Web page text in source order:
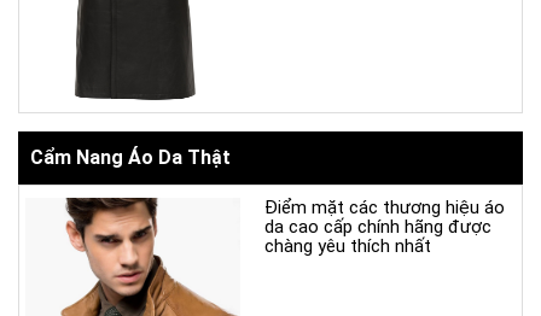
Cẩm Nang Áo Da Thật
Điểm mặt các thương hiệu áo
da cao cấp chính hãng được
chàng yêu thích nhất